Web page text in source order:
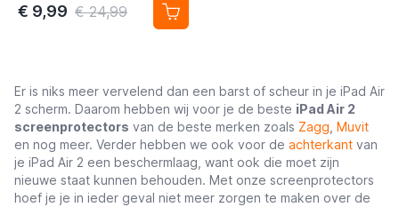
Pro 9.7
€ 9,99 € 24,99
Er is niks meer vervelend dan een barst of scheur in je iPad Air
2 scherm. Daarom hebben wij voor je de beste iPad Air 2
screenprotectors van de beste merken zoals Zagg, Muvit
en nog meer. Verder hebben we ook voor de achterkant van
je iPad Air 2 een beschermlaag, want ook die moet zijn
nieuwe staat kunnen behouden. Met onze screenprotectors
hoef je je in ieder geval niet meer zorgen te maken over de